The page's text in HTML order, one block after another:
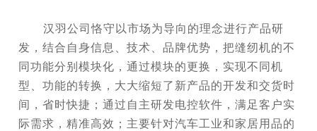
汉羽公司恪守以市场为导向的理念进行产品研
发，结合自身信息、技术、品牌优势，把缝纫机的不
同功能分别模块化，通过模块的更换，实现不同机
型、功能的转换，大大缩短了新产品的开发和交货时
间，省时快捷；通过自主研发电控软件，满足客户实
际需求，精准高效；主要针对汽车工业和家居用品的